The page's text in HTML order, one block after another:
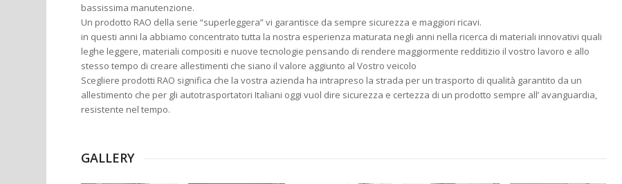
bassissima manutenzione.
Un prodotto RAO della serie “superleggera” vi garantisce da sempre sicurezza e maggiori ricavi.
in questi anni la abbiamo concentrato tutta la nostra esperienza maturata negli anni nella ricerca di materiali innovativi quali
leghe leggere, materiali compositi e nuove tecnologie pensando di rendere maggiormente redditizio il vostro lavoro e allo
stesso tempo di creare allestimenti che siano il valore aggiunto al Vostro veicolo
Scegliere prodotti RAO significa che la vostra azienda ha intrapreso la strada per un trasporto di qualità garantito da un
allestimento che per gli autotrasportatori Italiani oggi vuol dire sicurezza e certezza di un prodotto sempre all’ avanguardia,
resistente nel tempo.
GALLERY